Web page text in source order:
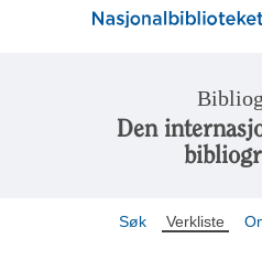
Den
Søk Verkliste